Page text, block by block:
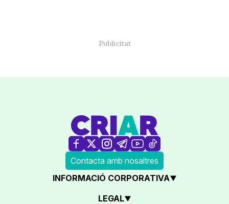
Contacta amb nosaltres
INFORMACIÓ CORPORATIVA
LEGAL